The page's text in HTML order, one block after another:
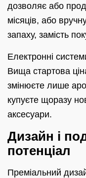
дозволяє або
місяців, або
запаху, замість
Електронні
Вища стартова
змінюєте лише
купуєте щоразу
аксесуари.
Дизайн і
потенціал
Преміальний